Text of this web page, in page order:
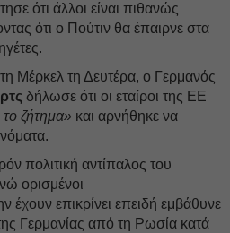
ότι άλλοι είναι πιθανώς
ότι ο Πούτιν θα έπαιρνε στα
Μέρκελ τη Δευτέρα, ο Γερμανός
δήλωσε ότι οι εταίροι της ΕΕ
ζήτημα» και αρνήθηκε να
πολιτική αντίπαλος του
ορισμένοι
έχουν επικρίνει επειδή εμβάθυνε
Γερμανίας από τη Ρωσία κατά